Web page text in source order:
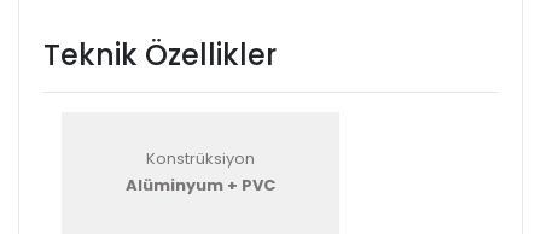
Teknik Özellikler
Konstrüksiyon
Alüminyum + PVC